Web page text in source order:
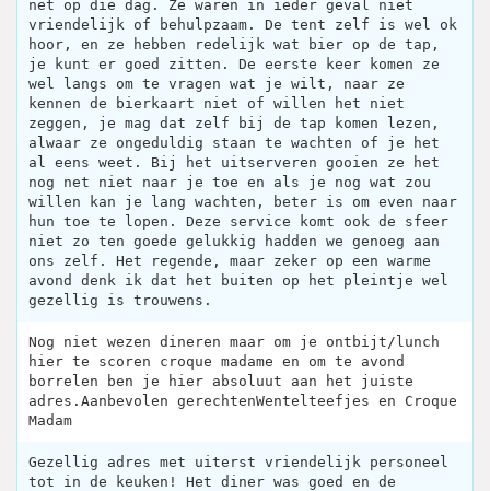
net op die dag. Ze waren in ieder geval niet
vriendelijk of behulpzaam. De tent zelf is wel ok
hoor, en ze hebben redelijk wat bier op de tap,
je kunt er goed zitten. De eerste keer komen ze
wel langs om te vragen wat je wilt, naar ze
kennen de bierkaart niet of willen het niet
zeggen, je mag dat zelf bij de tap komen lezen,
alwaar ze ongeduldig staan te wachten of je het
al eens weet. Bij het uitserveren gooien ze het
nog net niet naar je toe en als je nog wat zou
willen kan je lang wachten, beter is om even naar
hun toe te lopen. Deze service komt ook de sfeer
niet zo ten goede gelukkig hadden we genoeg aan
ons zelf. Het regende, maar zeker op een warme
avond denk ik dat het buiten op het pleintje wel
gezellig is trouwens.
Nog niet wezen dineren maar om je ontbijt/lunch
hier te scoren croque madame en om te avond
borrelen ben je hier absoluut aan het juiste
adres.Aanbevolen gerechtenWentelteefjes en Croque
Madam
Gezellig adres met uiterst vriendelijk personeel
tot in de keuken! Het diner was goed en de